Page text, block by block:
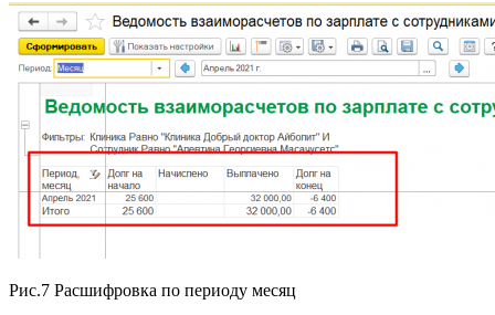
Рис.7 Расшифровка по периоду месяц